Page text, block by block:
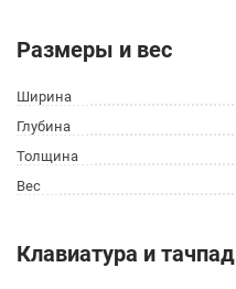
Размеры и вес
Ширина
Глубина
Толщина
Вес
Клавиатура и тачпад